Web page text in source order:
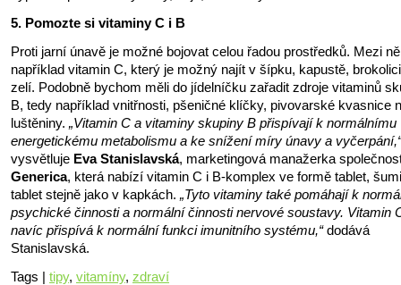
5. Pomozte si vitaminy C i B
Proti jarní únavě je možné bojovat celou řadou prostředků. Mezi
například vitamin C, který je možný najít v šípku, kapustě,
zelí. Podobně bychom měli do jídelníčku zařadit zdroje vitaminů
B, tedy například vnitřnosti, pšeničné klíčky, pivovarské kvasnice
luštěniny. „Vitamin C a vitaminy skupiny B přispívají k normálnímu
energetickému metabolismu a ke snížení míry únavy a vyčerpání,“
vysvětluje Eva Stanislavská, marketingová manažerka
Generica, která nabízí vitamin C i B-komplex ve formě tablet,
tablet stejně jako v kapkách. „Tyto vitaminy také pomáhají k
psychické činnosti a normální činnosti nervové soustavy. Vitamin
navíc přispívá k normální funkci imunitního systému,“dodává
Stanislavská.
Tags | tipy, vitamíny, zdraví